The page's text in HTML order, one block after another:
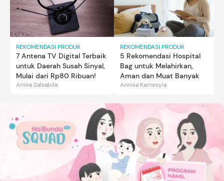
REKOMENDASI PRODUK
7 Antena TV Digital Terbaik
untuk Daerah Susah Sinyal,
Mulai dari Rp80 Ribuan!
Amira Salsabila
REKOMENDASI PRODUK
5 Rekomendasi Hospital
Bag untuk Melahirkan,
Aman dan Muat Banyak
Annisa Karnesyia